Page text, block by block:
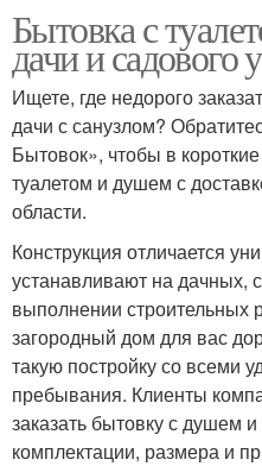
Бытовка с
дачи и садового
Ищете, где недорого
дачи с санузлом?
Бытовок», чтобы в
туалетом и душем с
области.
Конструкция отличается
устанавливают на дачных,
выполнении строительных
загородный дом для вас
такую постройку со всеми
пребывания. Клиенты
заказать бытовку с душем
комплектации, размера и